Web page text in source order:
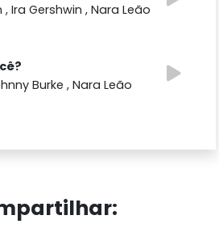
Ira Gershwin , Nara Leão
Burke , Nara Leão